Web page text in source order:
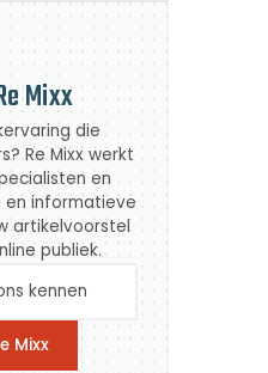
Mixx
die
Re Mixx werkt
en
informatieve
artikelvoorstel
publiek.
kennen
Mixx